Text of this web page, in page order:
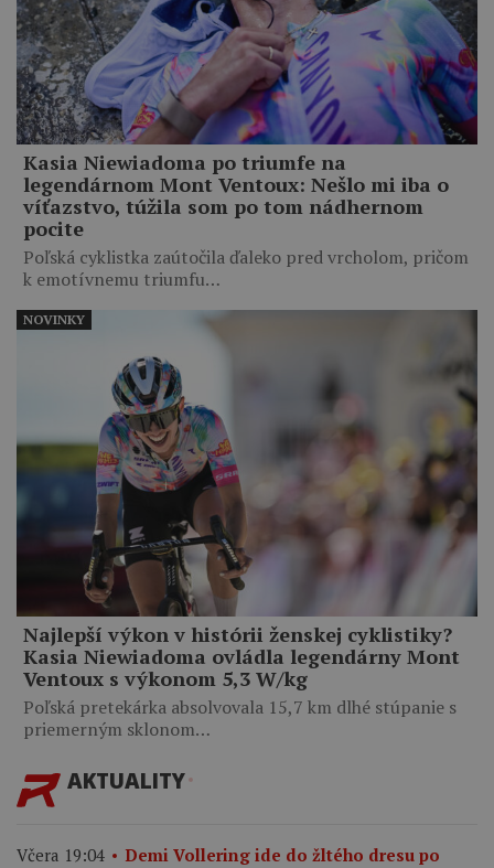
Kasia Niewiadoma po triumfe na
legendárnom Mont Ventoux: Nešlo mi iba o
víťazstvo, túžila som po tom nádhernom
pocite
Poľská cyklistka zaútočila ďaleko pred vrcholom, pričom
k emotívnemu triumfu…
Najlepší výkon v histórii ženskej cyklistiky?
Kasia Niewiadoma ovládla legendárny Mont
Ventoux s výkonom 5,3 W/kg
Poľská pretekárka absolvovala 15,7 km dlhé stúpanie s
priemerným sklonom…
NOVINKY
AKTUALITY
Včera 19:04
Demi Vollering ide do žltého dresu po